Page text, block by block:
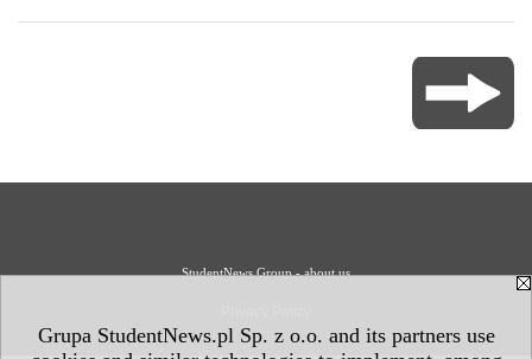
Grupa StudentNews.pl Sp. z o.o. and its partners use
StudentNews Group - about us